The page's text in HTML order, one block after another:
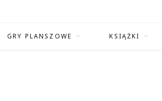
GRY PLANSZOWE KSIĄŻKI